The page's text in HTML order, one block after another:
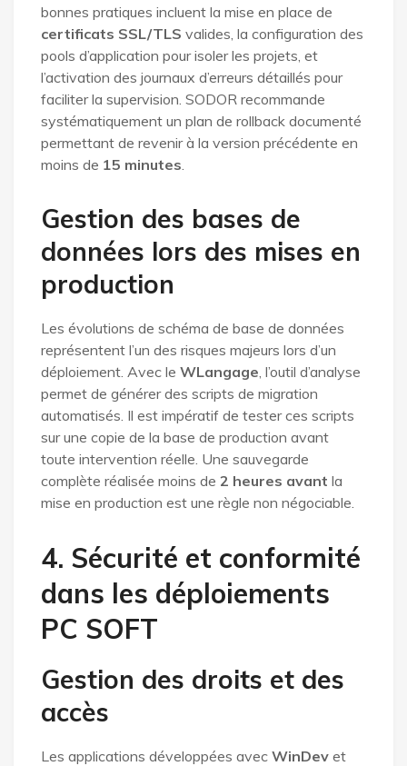
bonnes pratiques incluent la mise en place de
certificats SSL/TLS valides, la configuration des
pools d’application pour isoler les projets, et
l’activation des journaux d’erreurs détaillés pour
faciliter la supervision. SODOR recommande
systématiquement un plan de rollback documenté
permettant de revenir à la version précédente en
moins de 15 minutes
Gestion des bases de
données lors des mises en
production
Les évolutions de schéma de base de données
représentent l’un des risques majeurs lors d’un
déploiement. Avec le WLangage , l’outil d’analyse
permet de générer des scripts de migration
automatisés. Il est impératif de tester ces scripts
sur une copie de la base de production avant
toute intervention réelle. Une sauvegarde
complète réalisée moins de 2 heures avant la
mise en production est une règle non négociable.
4. Sécurité et conformité
dans les déploiements
PC SOFT
Gestion des droits et des
accès
Les applications développées avec WinDev et